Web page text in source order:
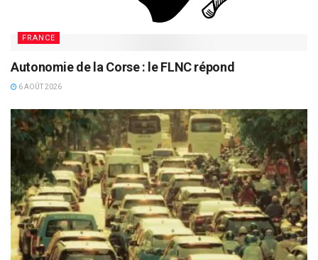
FRANCE
Autonomie de la Corse : le FLNC répond
6 AOÛT 2026